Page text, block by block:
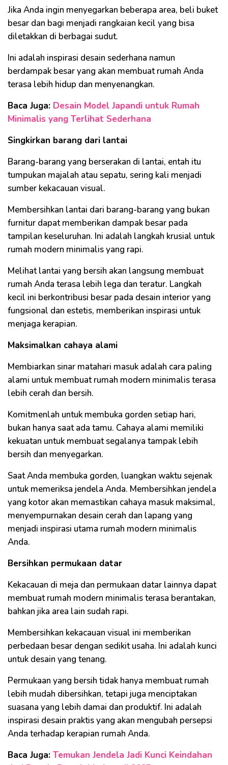
Jika Anda ingin menyegarkan beberapa area, beli buket
besar dan bagi menjadi rangkaian kecil yang bisa
diletakkan di berbagai sudut.
Ini adalah inspirasi desain sederhana namun
berdampak besar yang akan membuat rumah Anda
terasa lebih hidup dan menyenangkan.
Baca Juga: Desain Model Japandi untuk Rumah
Minimalis yang Terlihat Sederhana
Singkirkan barang dari lantai
Barang-barang yang berserakan di lantai, entah itu
tumpukan majalah atau sepatu, sering kali menjadi
sumber kekacauan visual.
Membersihkan lantai dari barang-barang yang bukan
furnitur dapat memberikan dampak besar pada
tampilan keseluruhan. Ini adalah langkah krusial untuk
rumah modern minimalis yang rapi.
Melihat lantai yang bersih akan langsung membuat
rumah Anda terasa lebih lega dan teratur. Langkah
kecil ini berkontribusi besar pada desain interior yang
fungsional dan estetis, memberikan inspirasi untuk
menjaga kerapian.
Maksimalkan cahaya alami
Membiarkan sinar matahari masuk adalah cara paling
alami untuk membuat rumah modern minimalis terasa
lebih cerah dan bersih.
Komitmenlah untuk membuka gorden setiap hari,
bukan hanya saat ada tamu. Cahaya alami memiliki
kekuatan untuk membuat segalanya tampak lebih
bersih dan menyegarkan.
Saat Anda membuka gorden, luangkan waktu sejenak
untuk memeriksa jendela Anda. Membersihkan jendela
yang kotor akan memastikan cahaya masuk maksimal,
menyempurnakan desain cerah dan lapang yang
menjadi inspirasi utama rumah modern minimalis
Anda.
Bersihkan permukaan datar
Kekacauan di meja dan permukaan datar lainnya dapat
membuat rumah modern minimalis terasa berantakan,
bahkan jika area lain sudah rapi.
Membersihkan kekacauan visual ini memberikan
perbedaan besar dengan sedikit usaha. Ini adalah kunci
untuk desain yang tenang.
Permukaan yang bersih tidak hanya membuat rumah
lebih mudah dibersihkan, tetapi juga menciptakan
suasana yang lebih damai dan produktif. Ini adalah
inspirasi desain praktis yang akan mengubah persepsi
Anda terhadap kerapian rumah Anda.
Baca Juga: Temukan Jendela Jadi Kunci Keindahan